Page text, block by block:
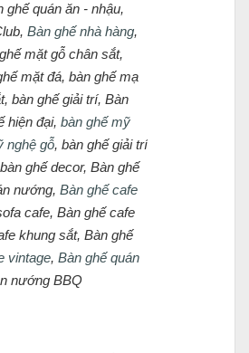
ghế quán ăn - nhậu,
Bàn ghế nhà hàng,
mặt gỗ chân sắt,
mặt đá, bàn ghế mạ
bàn ghế giải trí, Bàn
hiện đại, bàn ghế mỹ
nghệ gỗ, bàn ghế giải trí
ghế decor, Bàn ghế
nướng, Bàn ghế cafe
cafe, Bàn ghế cafe
khung sắt, Bàn ghế
vintage, Bàn ghế quán
nướng BBQ